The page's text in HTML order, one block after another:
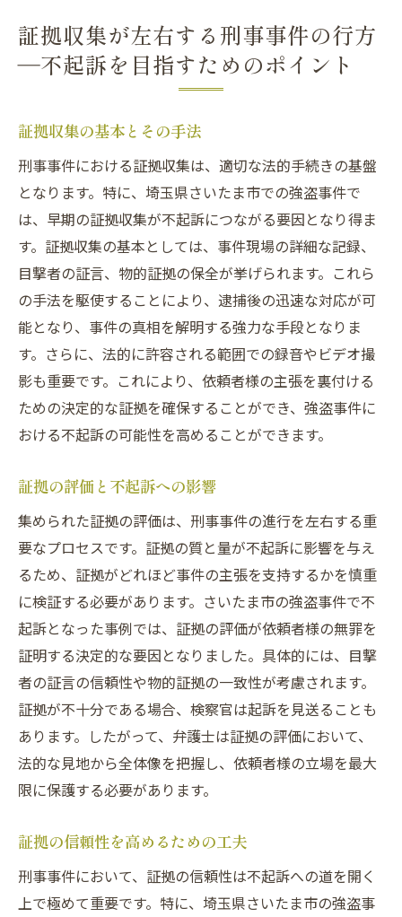
証拠収集が左右する刑事事件の行方
―不起訴を目指すためのポイント
証拠収集の基本とその手法
刑事事件における証拠収集は、適切な法的手続きの基盤
となります。特に、埼玉県さいたま市での強盗事件で
は、早期の証拠収集が不起訴につながる要因となり得ま
す。証拠収集の基本としては、事件現場の詳細な記録、
目撃者の証言、物的証拠の保全が挙げられます。これら
の手法を駆使することにより、逮捕後の迅速な対応が可
能となり、事件の真相を解明する強力な手段となりま
す。さらに、法的に許容される範囲での録音やビデオ撮
影も重要です。これにより、依頼者様の主張を裏付ける
ための決定的な証拠を確保することができ、強盗事件に
おける不起訴の可能性を高めることができます。
証拠の評価と不起訴への影響
集められた証拠の評価は、刑事事件の進行を左右する重
要なプロセスです。証拠の質と量が不起訴に影響を与え
るため、証拠がどれほど事件の主張を支持するかを慎重
に検証する必要があります。さいたま市の強盗事件で不
起訴となった事例では、証拠の評価が依頼者様の無罪を
証明する決定的な要因となりました。具体的には、目撃
者の証言の信頼性や物的証拠の一致性が考慮されます。
証拠が不十分である場合、検察官は起訴を見送ることも
あります。したがって、弁護士は証拠の評価において、
法的な見地から全体像を把握し、依頼者様の立場を最大
限に保護する必要があります。
証拠の信頼性を高めるための工夫
刑事事件において、証拠の信頼性は不起訴への道を開く
上で極めて重要です。特に、埼玉県さいたま市の強盗事